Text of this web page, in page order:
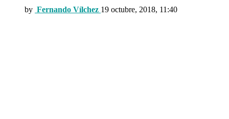
by Fernando Vílchez 19 octubre, 2018, 11:40